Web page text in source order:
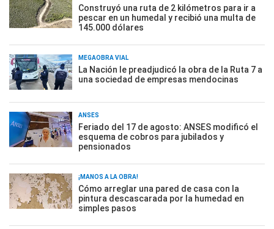
Construyó una ruta de 2 kilómetros para ir a
pescar en un humedal y recibió una multa de
145.000 dólares
MEGAOBRA VIAL
La Nación le preadjudicó la obra de la Ruta 7 a
una sociedad de empresas mendocinas
ANSES
Feriado del 17 de agosto: ANSES modificó el
esquema de cobros para jubilados y
pensionados
¡MANOS A LA OBRA!
Cómo arreglar una pared de casa con la
pintura descascarada por la humedad en
simples pasos